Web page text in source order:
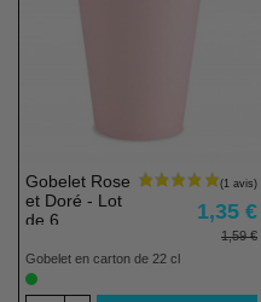
Gobelet Rose
et Doré - Lot
de 6
1,35 €
1,59 €
Gobelet en carton de 22 cl